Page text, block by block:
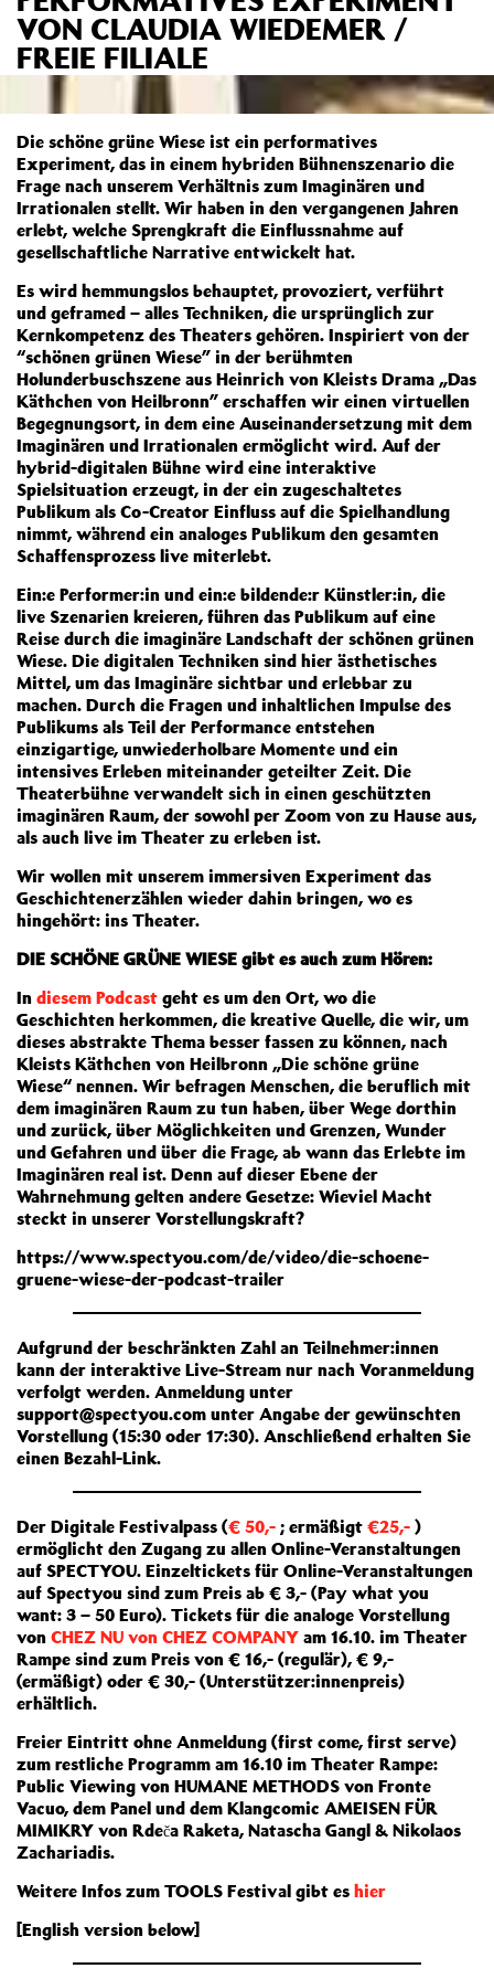
VON CLAUDIA WIEDEMER /
FREIE FILIALE
Die schöne grüne Wiese ist ein performatives
Experiment, das in einem hybriden Bühnenszenario die
Frage nach unserem Verhältnis zum Imaginären und
Irrationalen stellt. Wir haben in den vergangenen Jahren
erlebt, welche Sprengkraft die Einflussnahme auf
gesellschaftliche Narrative entwickelt hat.
Es wird hemmungslos behauptet, provoziert, verführt
und geframed – alles Techniken, die ursprünglich zur
Kernkompetenz des Theaters gehören. Inspiriert von der
“schönen grünen Wiese” in der berühmten
Holunderbuschszene aus Heinrich von Kleists Drama „Das
Käthchen von Heilbronn” erschaffen wir einen virtuellen
Begegnungsort, in dem eine Auseinandersetzung mit dem
Imaginären und Irrationalen ermöglicht wird. Auf der
hybrid-digitalen Bühne wird eine interaktive
Spielsituation erzeugt, in der ein zugeschaltetes
Publikum als Co-Creator Einfluss auf die Spielhandlung
nimmt, während ein analoges Publikum den gesamten
Schaffensprozess live miterlebt.
Ein:e Performer:in und ein:e bildende:r Künstler:in, die
live Szenarien kreieren, führen das Publikum auf eine
Reise durch die imaginäre Landschaft der schönen grünen
Wiese. Die digitalen Techniken sind hier ästhetisches
Mittel, um das Imaginäre sichtbar und erlebbar zu
machen. Durch die Fragen und inhaltlichen Impulse des
Publikums als Teil der Performance entstehen
einzigartige, unwiederholbare Momente und ein
intensives Erleben miteinander geteilter Zeit. Die
Theaterbühne verwandelt sich in einen geschützten
imaginären Raum, der sowohl per Zoom von zu Hause aus,
als auch live im Theater zu erleben ist.
Wir wollen mit unserem immersiven Experiment das
Geschichtenerzählen wieder dahin bringen, wo es
hingehört: ins Theater.
DIE SCHÖNE GRÜNE WIESE gibt es auch zum Hören:
In diesem Podcast geht es um den Ort, wo die
Geschichten herkommen, die kreative Quelle, die wir, um
dieses abstrakte Thema besser fassen zu können, nach
Kleists Käthchen von Heilbronn „Die schöne grüne
Wiese“ nennen. Wir befragen Menschen, die beruflich mit
dem imaginären Raum zu tun haben, über Wege dorthin
und zurück, über Möglichkeiten und Grenzen, Wunder
und Gefahren und über die Frage, ab wann das Erlebte im
Imaginären real ist. Denn auf dieser Ebene der
Wahrnehmung gelten andere Gesetze: Wieviel Macht
steckt in unserer Vorstellungskraft?
https://www.spectyou.com/de/video/die-schoene-
gruene-wiese-der-podcast-trailer
Aufgrund der beschränkten Zahl an Teilnehmer:innen
kann der interaktive Live-Stream nur nach Voranmeldung
verfolgt werden. Anmeldung unter
support@spectyou.com unter Angabe der gewünschten
Vorstellung (15:30 oder 17:30). Anschließend erhalten Sie
einen Bezahl-Link.
Der Digitale Festivalpass (€ 50,- ; ermäßigt €25,- )
ermöglicht den Zugang zu allen Online-Veranstaltungen
auf SPECTYOU. Einzeltickets für Online-Veranstaltungen
auf Spectyou sind zum Preis ab € 3,- (Pay what you
want: 3 – 50 Euro). Tickets für die analoge Vorstellung
von CHEZ NU von CHEZ COMPANY am 16.10. im Theater
Rampe sind zum Preis von € 16,- (regulär), € 9,-
(ermäßigt) oder € 30,- (Unterstützer:innenpreis)
erhältlich.
Freier Eintritt ohne Anmeldung (first come, first serve)
zum restliche Programm am 16.10 im Theater Rampe:
Public Viewing von HUMANE METHODS von Fronte
Vacuo, dem Panel und dem Klangcomic AMEISEN FÜR
MIMIKRY von Rdeča Raketa, Natascha Gangl & Nikolaos
Zachariadis.
Weitere Infos zum TOOLS Festival gibt es hier
[English version below]